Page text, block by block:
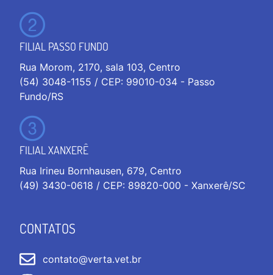
FILIAL PASSO FUNDO
Rua Morom, 2170, sala 103, Centro
(54) 3048-1155 / CEP: 99010-034 - Passo
Fundo/RS
FILIAL XANXERÊ
Rua Irineu Bornhausen, 679, Centro
(49) 3430-0618 / CEP: 89820-000 - Xanxerê/SC
CONTATOS
contato@verta.vet.br